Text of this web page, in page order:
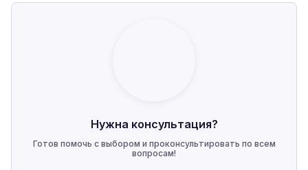
Нужна консультация?
Готов помочь с выбором и проконсультировать по всем
вопросам!